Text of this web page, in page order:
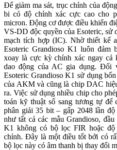
Để giảm ma sát, trục chính của
bi có độ chính xác cực cao cho
micron. Động cơ được điều khiển
VS-DD độc quyền của Esoteric, sử
mạch tích hợp (IC). Nhờ thiết kế
Esoteric Grandioso K1 luôn đảm
xoay là cực kỳ chính xác ngay cả
dao động của AC gia dụng. Đối
Esoteric Grandioso K1 sử dụng
của AKM và cũng là chip DAC
ra. Việc sử dụng nhiều chip cho
toán kỹ thuật số sang tương tự
phân giải 35 bit – gấp 2048 lần
như tất cả các mẫu Grandioso,
K1 không có bộ lọc FIR hoặc
chỉnh. Đây là một điều tốt bởi có
bộ lọc này có âm thanh bị thay đổi